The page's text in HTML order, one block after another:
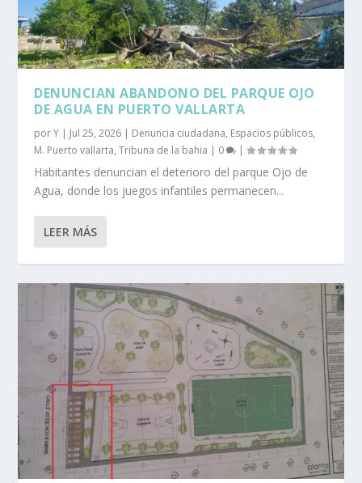
DENUNCIAN ABANDONO DEL PARQUE OJO
DE AGUA EN PUERTO VALLARTA
porY | Jul 25, 2026 | Denuncia ciudadana, Espacios públicos,
M. Puerto vallarta,Tribuna de la bahia | 0 |
Habitantes denuncian el deterioro del parque Ojo de
Agua, donde los juegos infantiles permanecen...
LEER MÁS